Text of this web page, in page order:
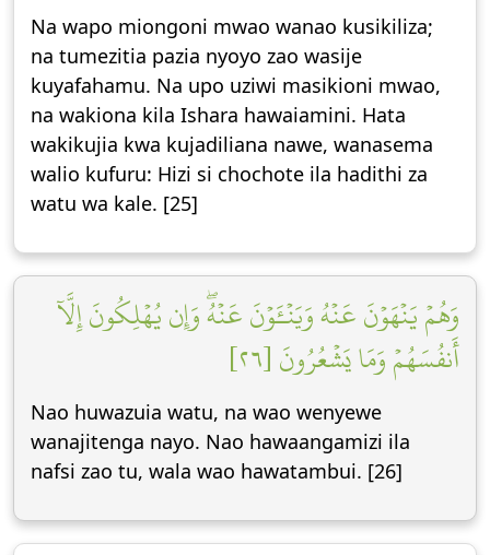
Na wapo miongoni mwao wanao kusikiliza;
na tumezitia pazia nyoyo zao wasije
kuyafahamu. Na upo uziwi masikioni mwao,
na wakiona kila Ishara hawaiamini. Hata
wakikujia kwa kujadiliana nawe, wanasema
walio kufuru: Hizi si chochote ila hadithi za
watu wa kale. [25]
وَهُمۡ يَنۡهَوۡنَ عَنۡهُ وَيَنۡـَٔوۡنَ عَنۡهُۖ وَإِن يُهۡلِكُونَ إِلَّآ
أَنفُسَهُمۡ وَمَا يَشۡعُرُونَ [٢٦]
Nao huwazuia watu, na wao wenyewe
wanajitenga nayo. Nao hawaangamizi ila
nafsi zao tu, wala wao hawatambui. [26]